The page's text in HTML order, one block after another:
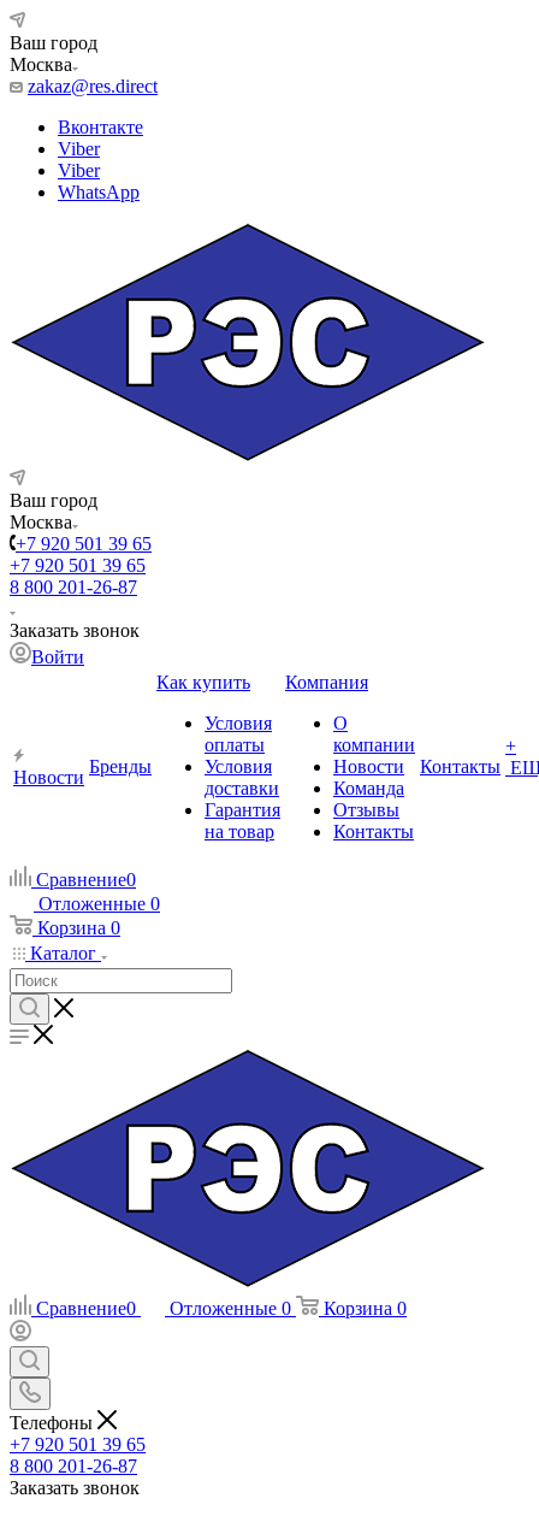
Ваш город
Москва
zakaz@res.direct
Вконтакте
Viber
Viber
WhatsApp
Ваш город
Москва
+7 920 501 39 65
+7 920 501 39 65
8 800 201-26-87
Заказать звонок
Войти
Новости
Бренды
Как купить
Условия
оплаты
Условия
доставки
Гарантия
на товар
Компания
О
компании
Новости
Команда
Отзывы
Контакты
Контакты
+
Сравнение0
Отложенные 0
Корзина 0
Каталог
Сравнение0 Отложенные 0 Корзина 0
Телефоны
+7 920 501 39 65
8 800 201-26-87
Заказать звонок